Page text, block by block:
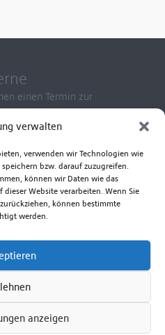
verwalten
verwenden wir Technologien wie
bzw. darauf zuzugreifen.
können wir Daten wie das
Website verarbeiten. Wenn Sie
können bestimmte
werden.
anzeigen
einen Termin zur
wird.
Ersatzteilservice.
- 17.00 Uhr
830